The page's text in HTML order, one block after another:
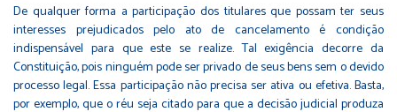
De qualquer forma a participação dos titulares que possam ter seus
interesses prejudicados pelo ato de cancelamento é condição
indispensável para que este se realize. Tal exigência decorre da
Constituição, pois ninguém pode ser privado de seus bens sem o devido
processo legal. Essa participação não precisa ser ativa ou efetiva. Basta,
por exemplo, que o réu seja citado para que a decisão judicial produza